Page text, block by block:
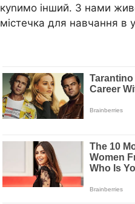
куnимо інший. З нами
містечка для навчання в